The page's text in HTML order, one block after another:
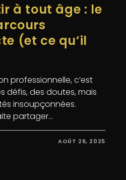
à tout âge : le
(et ce qu’il
professionnelle, c’est
défis, des doutes, mais
insoupçonnées.
partager…
AOÛT 26, 2025